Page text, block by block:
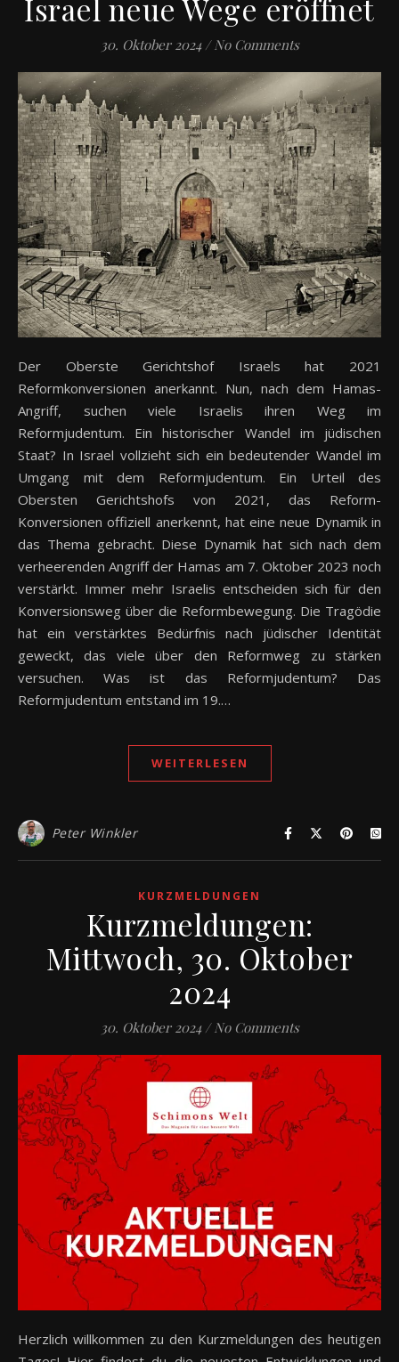
Israel neue Wege eröffnet
30. Oktober 2024 / No Comments
Der Oberste Gerichtshof Israels hat 2021
Reformkonversionen anerkannt. Nun, nach dem Hamas-
Angriff, suchen viele Israelis ihren Weg im
Reformjudentum. Ein historischer Wandel im jüdischen
Staat? In Israel vollzieht sich ein bedeutender Wandel im
Umgang mit dem Reformjudentum. Ein Urteil des
Obersten Gerichtshofs von 2021, das Reform-
Konversionen offiziell anerkennt, hat eine neue Dynamik in
das Thema gebracht. Diese Dynamik hat sich nach dem
verheerenden Angriff der Hamas am 7. Oktober 2023 noch
verstärkt. Immer mehr Israelis entscheiden sich für den
Konversionsweg über die Reformbewegung. Die Tragödie
hat ein verstärktes Bedürfnis nach jüdischer Identität
geweckt, das viele über den Reformweg zu stärken
versuchen. Was ist das Reformjudentum? Das
Reformjudentum entstand im 19.…
WEITERLESEN
Peter Winkler
KURZMELDUNGEN
Kurzmeldungen:
Mittwoch, 30. Oktober
2024
30. Oktober 2024 / No Comments
Herzlich willkommen zu den Kurzmeldungen des heutigen